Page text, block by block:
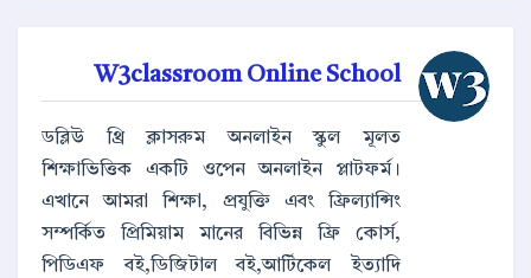
W3classroom Online School
ডব্লিউ থ্রি ক্লাসরুম অনলাইন স্কুল মূলত
শিক্ষাভিত্তিক একটি ওপেন অনলাইন প্লাটফর্ম।
এখানে আমরা শিক্ষা, প্রযুক্তি এবং ফ্রিল্যান্সিং
সম্পর্কিত প্রিমিয়াম মানের বিভিন্ন ফ্রি কোর্স,
পিডিএফ বই,ডিজিটাল বই,আর্টিকেল ইত্যাদি